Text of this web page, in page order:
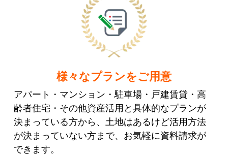
様々なプランをご用意
アパート・マンション・駐車場・戸建賃貸・高
齢者住宅・その他資産活用と具体的なプランが
決まっている方から、土地はあるけど活用方法
が決まっていない方まで、お気軽に資料請求が
できます。